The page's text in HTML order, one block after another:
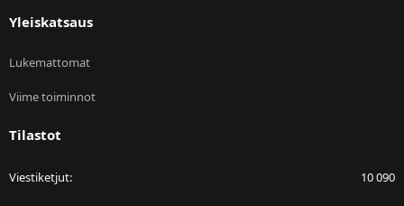
Yleiskatsaus
Lukemattomat
Viime toiminnot
Tilastot
Viestiketjut 10 090